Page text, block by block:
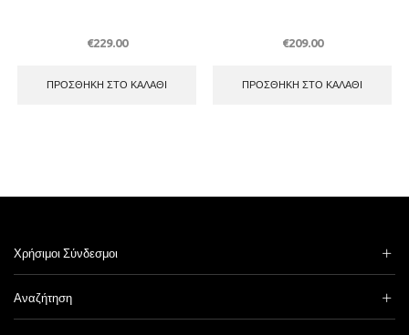
€229.00
ΠΡΟΣΘΉΚΗ ΣΤΟ ΚΑΛΆΘΙ
€209.00
ΠΡΟΣΘΉΚΗ ΣΤΟ ΚΑΛΆΘΙ
Χρήσιμοι Σύνδεσμοι
Αναζήτηση